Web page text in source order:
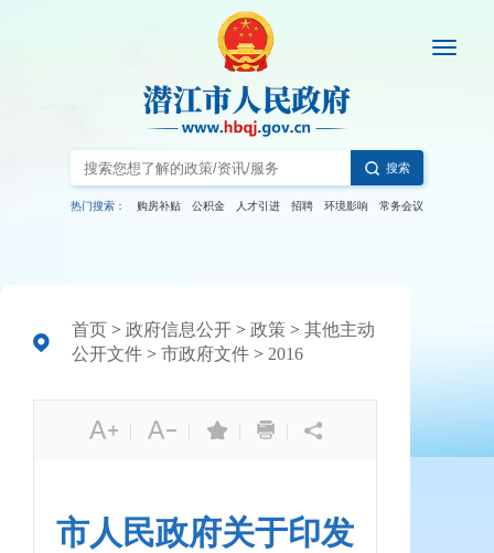
搜索
热门搜索： 购房补贴 公积金 人才引进 招聘 环境影响 常务会议
首页 > 政府信息公开 > 政策 > 其他主动
公开文件 > 市政府文件 > 2016
| | | |
市人民政府关于印发